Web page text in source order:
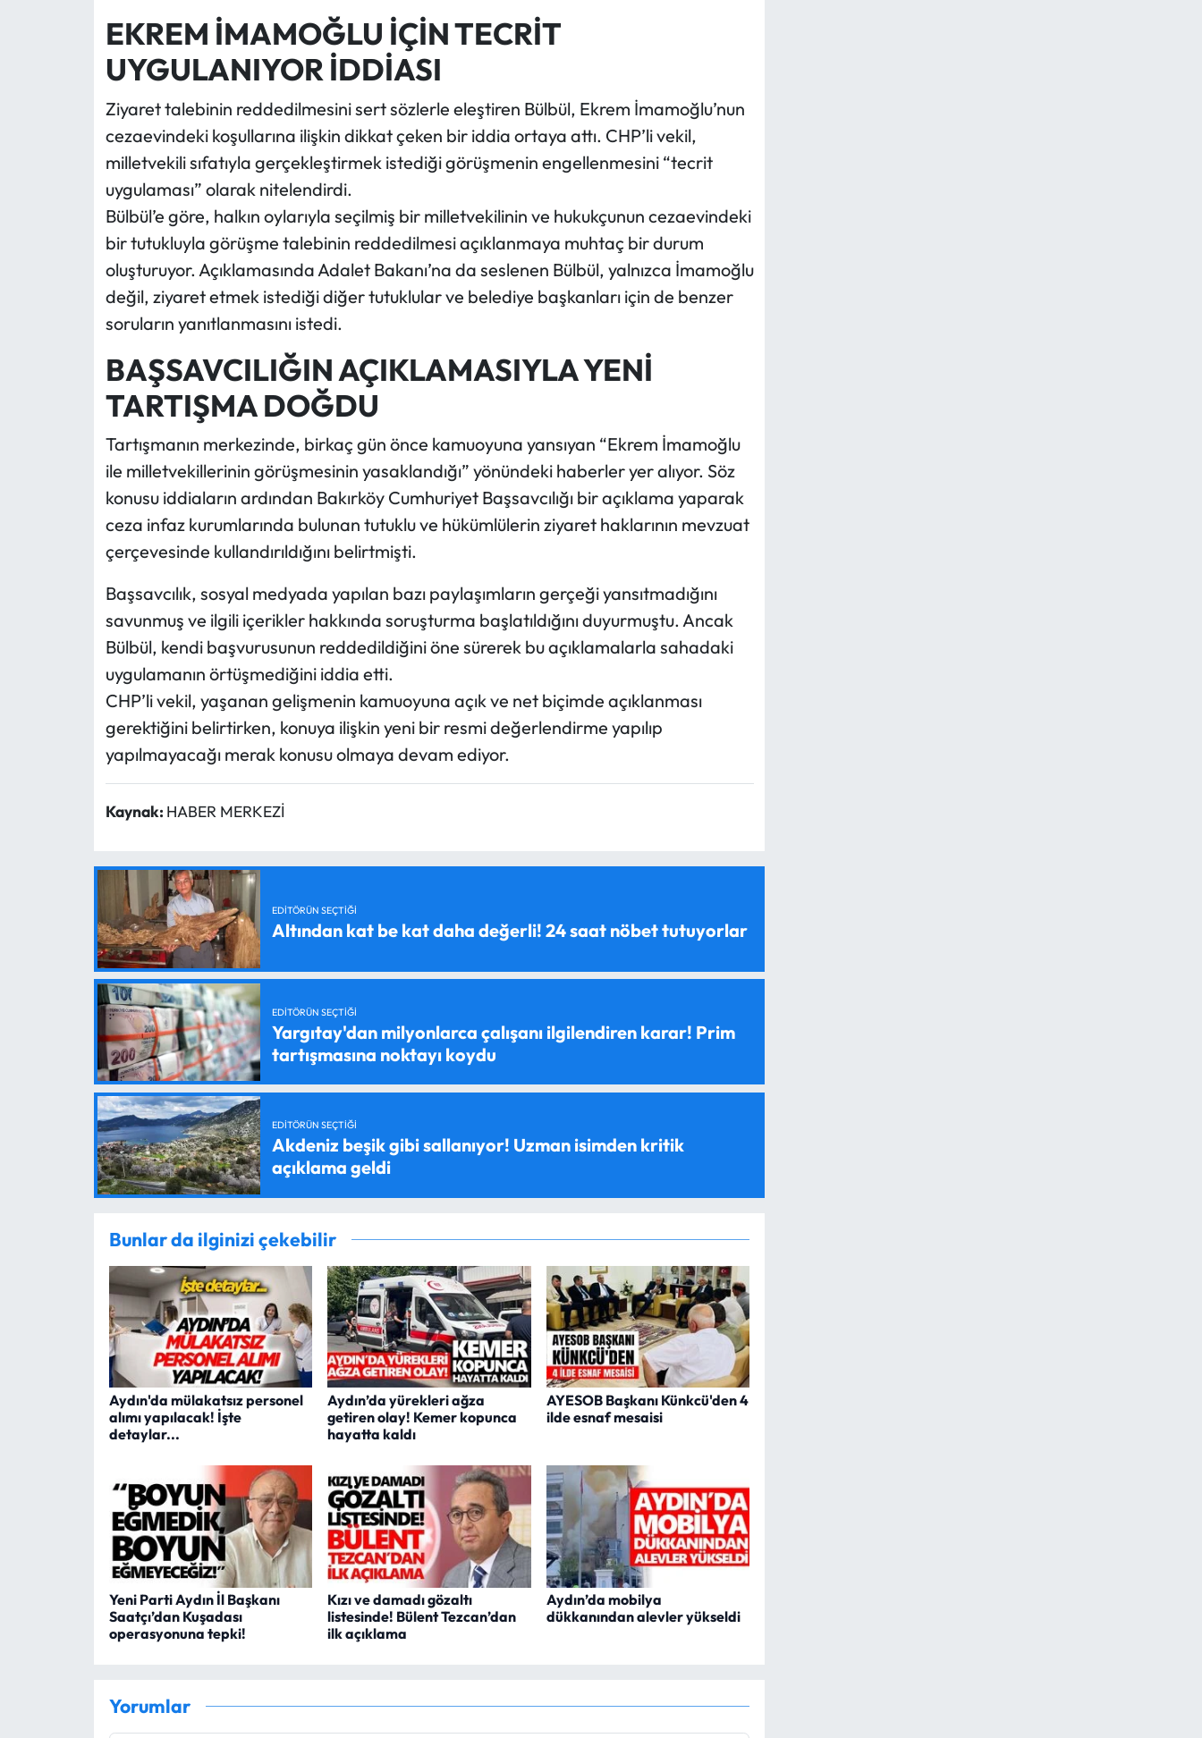
EKREM İMAMOĞLU İÇİN TECRİT
UYGULANIYOR İDDİASI
Ziyaret talebinin reddedilmesini sert sözlerle eleştiren Bülbül, Ekrem İmamoğlu’nun
cezaevindeki koşullarına ilişkin dikkat çeken bir iddia ortaya attı. CHP’li vekil,
milletvekili sıfatıyla gerçekleştirmek istediği görüşmenin engellenmesini “tecrit
uygulaması” olarak nitelendirdi.
Bülbül’e göre, halkın oylarıyla seçilmiş bir milletvekilinin ve hukukçunun cezaevindeki
bir tutukluyla görüşme talebinin reddedilmesi açıklanmaya muhtaç bir durum
oluşturuyor. Açıklamasında Adalet Bakanı’na da seslenen Bülbül, yalnızca İmamoğlu
değil, ziyaret etmek istediği diğer tutuklular ve belediye başkanları için de benzer
soruların yanıtlanmasını istedi.
BAŞSAVCILIĞIN AÇIKLAMASIYLA YENİ
TARTIŞMA DOĞDU
Tartışmanın merkezinde, birkaç gün önce kamuoyuna yansıyan “Ekrem İmamoğlu
ile milletvekillerinin görüşmesinin yasaklandığı” yönündeki haberler yer alıyor. Söz
konusu iddiaların ardından Bakırköy Cumhuriyet Başsavcılığı bir açıklama yaparak
ceza infaz kurumlarında bulunan tutuklu ve hükümlülerin ziyaret haklarının mevzuat
çerçevesinde kullandırıldığını belirtmişti.
Başsavcılık, sosyal medyada yapılan bazı paylaşımların gerçeği yansıtmadığını
savunmuş ve ilgili içerikler hakkında soruşturma başlatıldığını duyurmuştu. Ancak
Bülbül, kendi başvurusunun reddedildiğini öne sürerek bu açıklamalarla sahadaki
uygulamanın örtüşmediğini iddia etti.
CHP’li vekil, yaşanan gelişmenin kamuoyuna açık ve net biçimde açıklanması
gerektiğini belirtirken, konuya ilişkin yeni bir resmi değerlendirme yapılıp
yapılmayacağı merak konusu olmaya devam ediyor.
Kaynak: HABER MERKEZİ
EDITÖRÜN SEÇTIĞI
Altından kat be kat daha değerli! 24 saat nöbet tutuyorlar
EDITÖRÜN SEÇTIĞI
Yargıtay'dan milyonlarca çalışanı ilgilendiren karar! Prim
tartışmasına noktayı koydu
EDITÖRÜN SEÇTIĞI
Akdeniz beşik gibi sallanıyor! Uzman isimden kritik
açıklama geldi
Bunlar da ilginizi çekebilir
Aydın'da mülakatsız personel
alımı yapılacak! İşte
detaylar...
Aydın’da yürekleri ağza
getiren olay! Kemer kopunca
hayatta kaldı
AYESOB Başkanı Künkcü'den 4
ilde esnaf mesaisi
Yeni Parti Aydın İl Başkanı
Saatçı’dan Kuşadası
operasyonuna tepki!
Kızı ve damadı gözaltı
listesinde! Bülent Tezcan’dan
ilk açıklama
Aydın’da mobilya
dükkanından alevler yükseldi
Yorumlar